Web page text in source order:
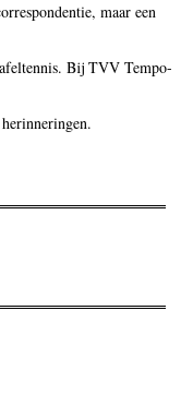
maar een
Bij TVV Tempo-